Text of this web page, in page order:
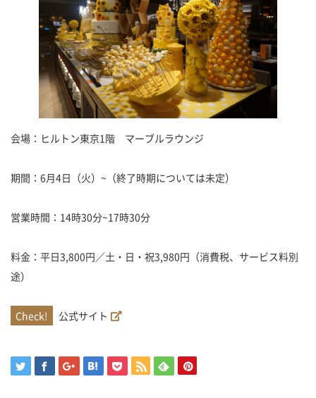
会場：ヒルトン東京1階 マーブルラウンジ
期間：6月4日（火）~（終了時期については未定）
営業時間：14時30分~17時30分
料金：平日3,800円／土・日・祝3,980円（消費税、サービス料別
途）
公式サイト